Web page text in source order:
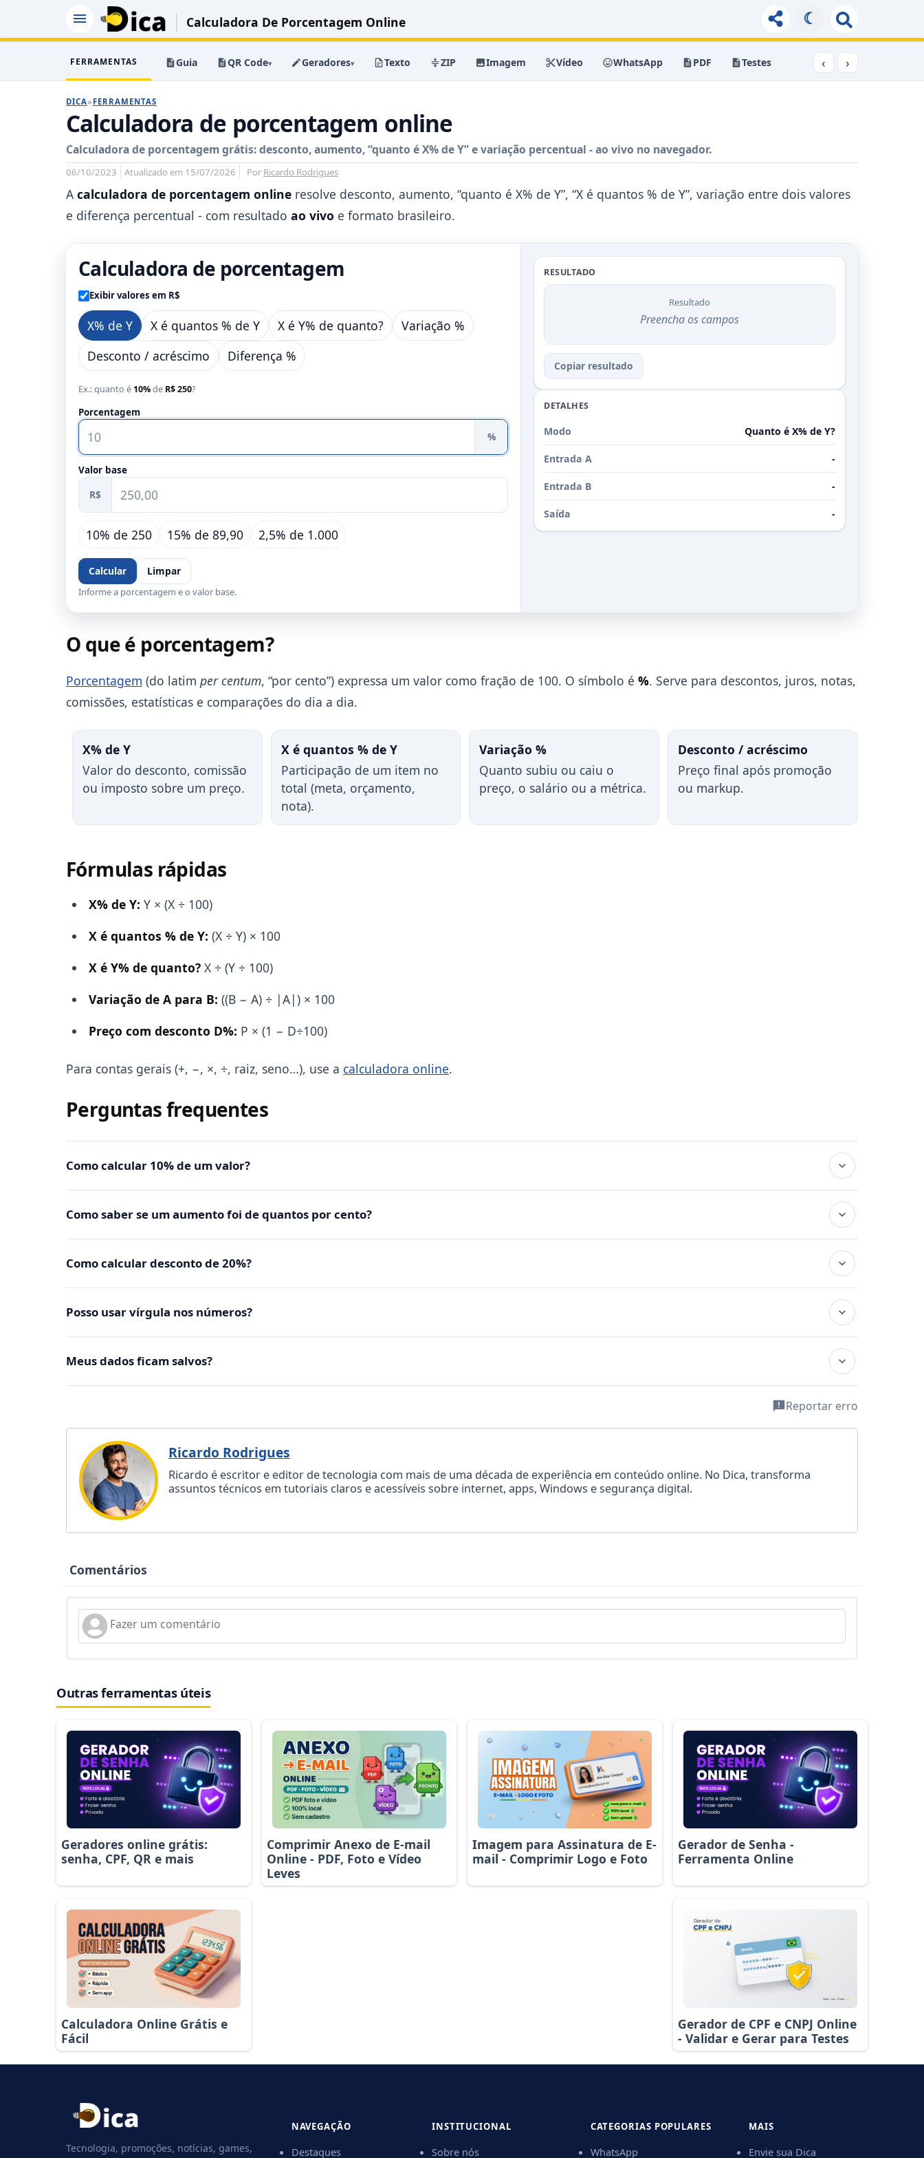
Calculadora De Porcentagem Online ☾
FERRAMENTAS Guia QR Code▾ Geradores▾ Texto ZIP Imagem Vídeo WhatsApp PDF Testes ‹ ›
DICA»FERRAMENTAS
Calculadora de porcentagem online
Calculadora de porcentagem grátis: desconto, aumento, “quanto é X% de Y” e variação percentual - ao vivo no navegador.
06/10/2023 Atualizado em 15/07/2026 Por Ricardo Rodrigues
A calculadora de porcentagem online resolve desconto, aumento, “quanto é X% de Y”, “X é quantos % de Y”, variação entre dois valores
e diferença percentual - com resultado ao vivo e formato brasileiro.
Calculadora de porcentagem
Exibir valores em R$
X% de Y X é quantos % de Y X é Y% de quanto?
Variação %
Desconto / acréscimo
Diferença %
Ex.: quanto é 10%de R$ 250?
Porcentagem
%
Valor base
R$
10% de 250 15% de 89,90 2,5% de 1.000
Calcular Limpar
Informe a porcentagem e o valor base.
RESULTADO
Resultado
Preencha os campos
Copiar resultado
DETALHES
Modo Quanto é X% de Y?
Entrada A -
Entrada B -
Saída -
O que é porcentagem?
Porcentagem (do latim per centum, “por cento”) expressa um valor como fração de 100. O símbolo é %. Serve para descontos, juros, notas,
comissões, estatísticas e comparações do dia a dia.
X% de Y
Valor do desconto, comissão
ou imposto sobre um preço.
X é quantos % de Y
Participação de um item no
total (meta, orçamento,
nota).
Variação %
Quanto subiu ou caiu o
preço, o salário ou a métrica.
Desconto / acréscimo
Preço final após promoção
ou markup.
Fórmulas rápidas
X% de Y: Y × (X ÷ 100)
X é quantos % de Y: (X ÷ Y) × 100
X é Y% de quanto? X ÷ (Y ÷ 100)
Variação de A para B: ((B − A) ÷ |A|) × 100
Preço com desconto D%: P × (1 − D÷100)
Para contas gerais (+, −, ×, ÷, raiz, seno…), use a calculadora online.
Perguntas frequentes
Como calcular 10% de um valor?
Como saber se um aumento foi de quantos por cento?
Como calcular desconto de 20%?
Posso usar vírgula nos números?
Meus dados ficam salvos?
Reportar erro
Ricardo Rodrigues
Ricardo é escritor e editor de tecnologia com mais de uma década de experiência em conteúdo online. No Dica, transforma
assuntos técnicos em tutoriais claros e acessíveis sobre internet, apps, Windows e segurança digital.
Comentários
Outras ferramentas úteis
Geradores online grátis:
senha, CPF, QR e mais
Comprimir Anexo de E-mail
Online - PDF, Foto e Vídeo
Leves
Imagem para Assinatura de E-
mail - Comprimir Logo e Foto
Gerador de Senha -
Ferramenta Online
Calculadora Online Grátis e
Fácil
Gerador de CPF e CNPJ Online
- Validar e Gerar para Testes
Tecnologia, promoções, notícias, games,
NAVEGAÇÃO
Destaques
INSTITUCIONAL
Sobre nós
CATEGORIAS POPULARES
WhatsApp
MAIS
Envie sua Dica